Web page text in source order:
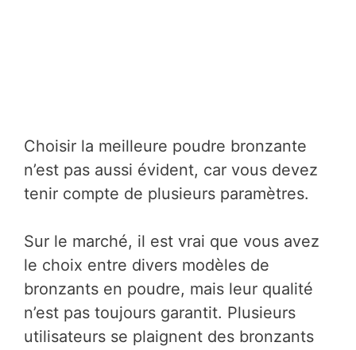
Choisir la meilleure poudre bronzante
n’est pas aussi évident, car vous devez
tenir compte de plusieurs paramètres.
Sur le marché, il est vrai que vous avez
le choix entre divers modèles de
bronzants en poudre, mais leur qualité
n’est pas toujours garantit. Plusieurs
utilisateurs se plaignent des bronzants